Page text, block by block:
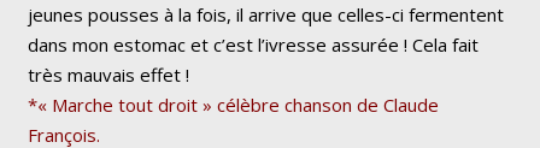
jeunes pousses à la fois, il arrive que celles-ci fermentent
dans mon estomac et c’est l’ivresse assurée ! Cela fait
très mauvais effet !
*« Marche tout droit » célèbre chanson de Claude
François.